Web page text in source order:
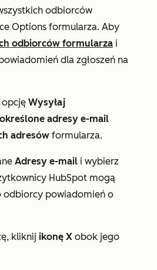
odbiorców
Options formularza. Aby
odbiorców formularza i
dla zgłoszeń na
opcję Wysyłaj
adresy e-mail
adresów formularza.
Adresy e-mail i wybierz
HubSpot mogą
odbiorcy powiadomień o
kliknij ikonę X obok jego